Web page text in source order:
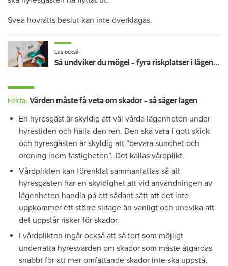
Svea hovrätts beslut kan inte överklagas.
Läs också
Så undviker du mögel – fyra riskplatser i lägenheten: ”Måste städa bort”
Fakta: Värden måste få veta om skador – så säger lagen
En hyresgäst är skyldig att väl vårda lägenheten under
hyrestiden och hålla den ren. Den ska vara i gott skick
och hyresgästen är skyldig att ”bevara sundhet och
ordning inom fastigheten”. Det kallas vårdplikt.
Vårdplikten kan förenklat sammanfattas så att
hyresgästen har en skyldighet att vid användningen av
lägenheten handla på ett sådant sätt att det inte
uppkommer ett större slitage än vanligt och undvika att
det uppstår risker för skador.
I vårdplikten ingår också att så fort som möjligt
underrätta hyresvärden om skador som måste åtgärdas
snabbt för att mer omfattande skador inte ska uppstå,